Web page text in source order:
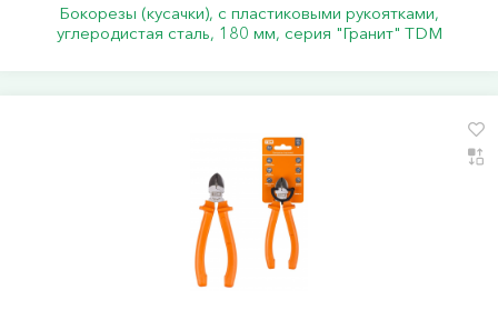
Бокорезы (кусачки), с пластиковыми рукоятками,
углеродистая сталь, 180 мм, серия "Гранит" TDM